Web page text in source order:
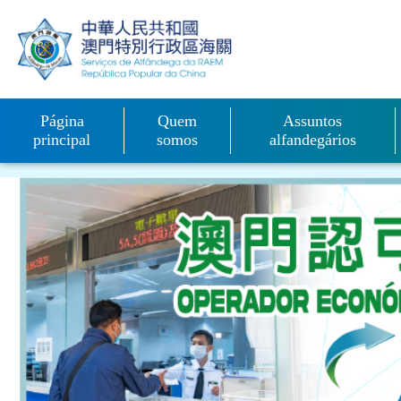
移動到内容區域
Página
principal
Quem
somos
Distribuição de instalações
Equipamentos
Assuntos
alfandegários